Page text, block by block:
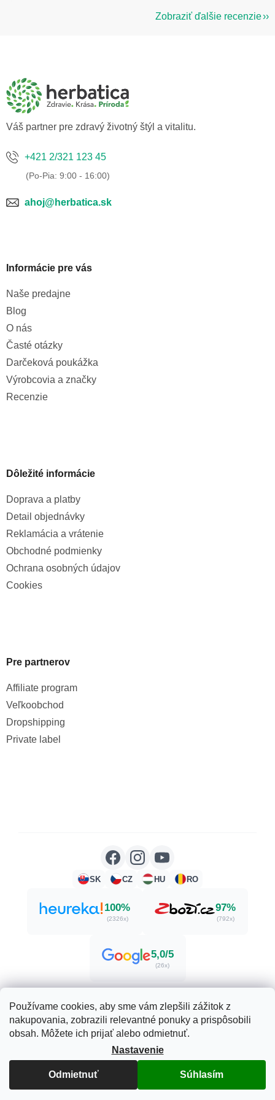
Používame cookies, aby sme vám zlepšili zážitok z
nakupovania, zobrazili relevantné ponuky a prispôsobili
obsah. Môžete ich prijať alebo odmietnuť.
Nastavenie
Odmietnuť Súhlasím
Zobraziť ďalšie recenzie
Váš partner pre zdravý životný štýl a vitalitu.
+421 2/321 123 45
ahoj@herbatica.sk
Informácie pre vás
Naše predajne
Blog
O nás
Časté otázky
Darčeková poukážka
Výrobcovia a značky
Recenzie
Dôležité informácie
Doprava a platby
Detail objednávky
Reklamácia a vrátenie
Obchodné podmienky
Ochrana osobných údajov
Cookies
Pre partnerov
Affiliate program
Veľkoobchod
Dropshipping
Private label
SK CZ HU RO
100%
(2326x)
97%
(792x)
5,0/5
(26x)
Vytvoril Shoptet
Copyright 2026Herbatica.sk. Všetky práva vyhradené.
Upraviť nastavenie cookies